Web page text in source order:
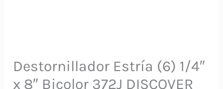
Destornillador Estría (6) 1/4″
x 8″ Bicolor 372J DISCOVER